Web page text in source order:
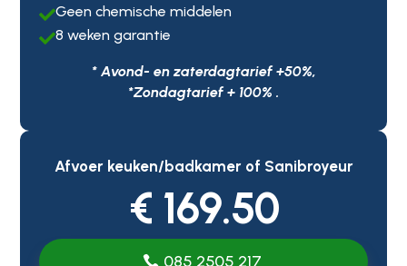
Geen chemische middelen
8 weken garantie
* Avond- en zaterdagtarief +50%,
*Zondagtarief + 100% .
Afvoer keuken/badkamer of Sanibroyeur
€ 169.50
085 2505 217